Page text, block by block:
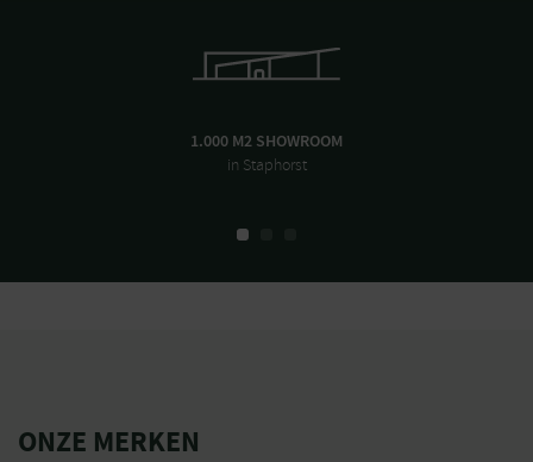
1.000 M2 SHOWROOM
in Staphorst
ONZE MERKEN